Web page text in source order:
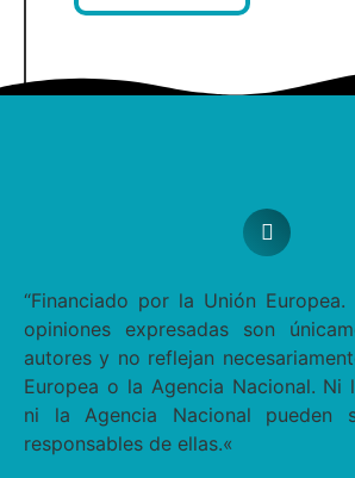
“Financiado por la Unión
opiniones expresadas son
autores y no reflejan
Europea o la Agencia Nacional. Ni
ni la Agencia Nacional pueden
responsables de ellas.«